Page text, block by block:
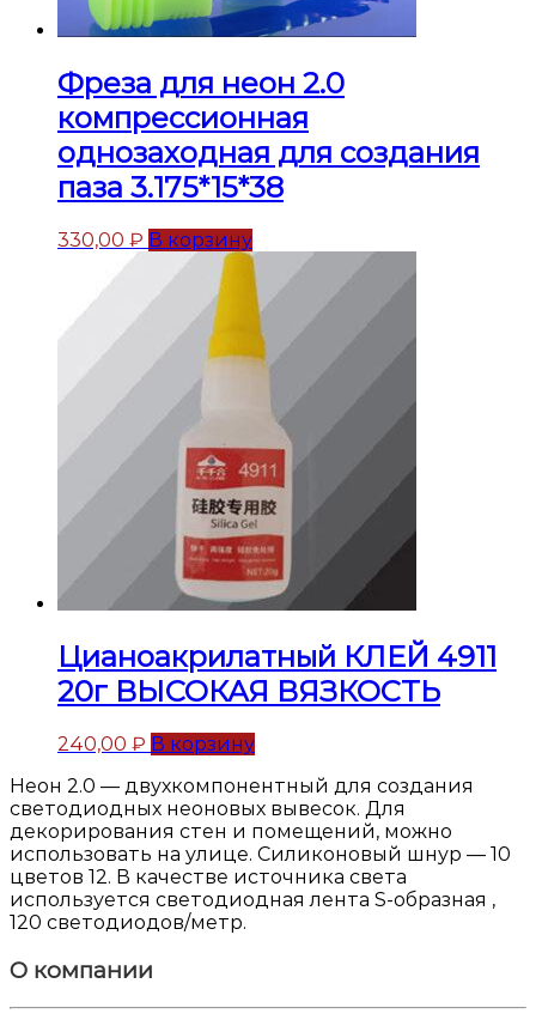
Фреза для неон 2.0
компрессионная
однозаходная для создания
паза 3.175*15*38
330,00 ₽ В корзину
Цианоакрилатный КЛЕЙ 4911
20г ВЫСОКАЯ ВЯЗКОСТЬ
240,00 ₽ В корзину
Неон 2.0 — двухкомпонентный для создания
светодиодных неоновых вывесок. Для
декорирования стен и помещений, можно
использовать на улице. Силиконовый шнур — 10
цветов 12. В качестве источника света
используется светодиодная лента S-образная ,
120 светодиодов/метр.
О компании